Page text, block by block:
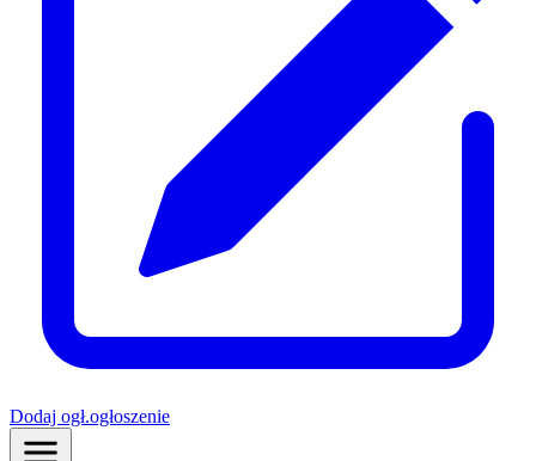
Dodaj ogł.ogłoszenie